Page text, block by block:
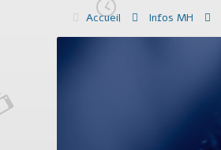
Accueil Infos MH